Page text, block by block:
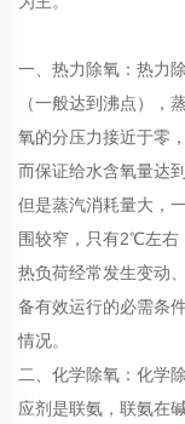
一、热力除氧：热力
（一般达到沸点），
氧的分压力接近于零
而保证给水含氧量达
但是蒸汽消耗量大，
围较窄，只有2℃左右
热负荷经常发生变动
备有效运行的必需条
情况。
二、化学除氧：化学
应剂是联氨，联氨在